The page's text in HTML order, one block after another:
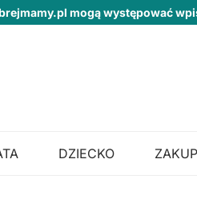
mogą występować
DZIECKO